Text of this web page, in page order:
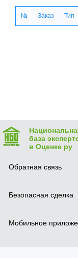
№ Заказ Тип
база
в Оценке ру
Обратная связь
Безопасная сделка
Мобильное